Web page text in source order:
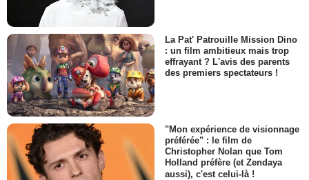
La Pat' Patrouille Mission Dino
: un film ambitieux mais trop
effrayant ? L'avis des parents
des premiers spectateurs !
"Mon expérience de visionnage
préférée" : le film de
Christopher Nolan que Tom
Holland préfère (et Zendaya
aussi), c'est celui-là !